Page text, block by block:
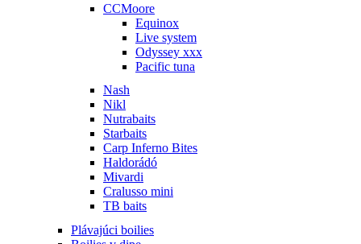
CCMoore
Equinox
Live system
Odyssey xxx
Pacific tuna
Nash
Nikl
Nutrabaits
Starbaits
Carp Inferno Bites
Haldorádó
Mivardi
Cralusso mini
TB baits
Plávajúci boilies